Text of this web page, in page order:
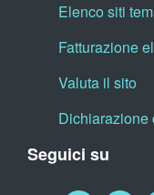
Elenco siti
Fatturazione
Valuta il sito
Seguici su